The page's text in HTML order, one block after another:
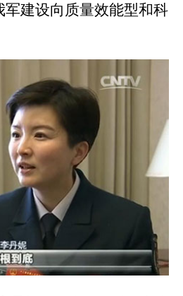
建设向质量效能型和科